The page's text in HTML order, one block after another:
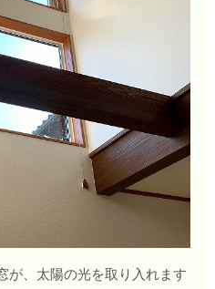
が、太陽の光を取り入れます